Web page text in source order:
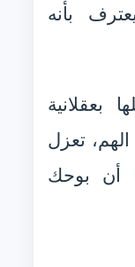
بأنه
بعقلانية
تعزل
أن بوحك